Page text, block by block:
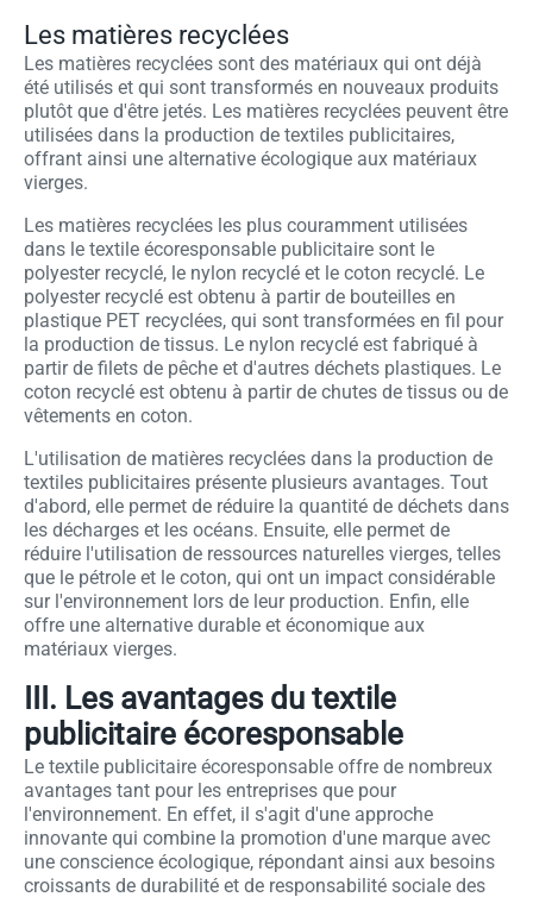
Les matières recyclées
Les matières recyclées sont des matériaux qui ont déjà
été utilisés et qui sont transformés en nouveaux produits
plutôt que d'être jetés. Les matières recyclées peuvent être
utilisées dans la production de textiles publicitaires,
offrant ainsi une alternative écologique aux matériaux
vierges.
Les matières recyclées les plus couramment utilisées
dans le textile écoresponsable publicitaire sont le
polyester recyclé, le nylon recyclé et le coton recyclé. Le
polyester recyclé est obtenu à partir de bouteilles en
plastique PET recyclées, qui sont transformées en fil pour
la production de tissus. Le nylon recyclé est fabriqué à
partir de filets de pêche et d'autres déchets plastiques. Le
coton recyclé est obtenu à partir de chutes de tissus ou de
vêtements en coton.
L'utilisation de matières recyclées dans la production de
textiles publicitaires présente plusieurs avantages. Tout
d'abord, elle permet de réduire la quantité de déchets dans
les décharges et les océans. Ensuite, elle permet de
réduire l'utilisation de ressources naturelles vierges, telles
que le pétrole et le coton, qui ont un impact considérable
sur l'environnement lors de leur production. Enfin, elle
offre une alternative durable et économique aux
matériaux vierges.
III. Les avantages du textile
publicitaire écoresponsable
Le textile publicitaire écoresponsable offre de nombreux
avantages tant pour les entreprises que pour
l'environnement. En effet, il s'agit d'une approche
innovante qui combine la promotion d'une marque avec
une conscience écologique, répondant ainsi aux besoins
croissants de durabilité et de responsabilité sociale des